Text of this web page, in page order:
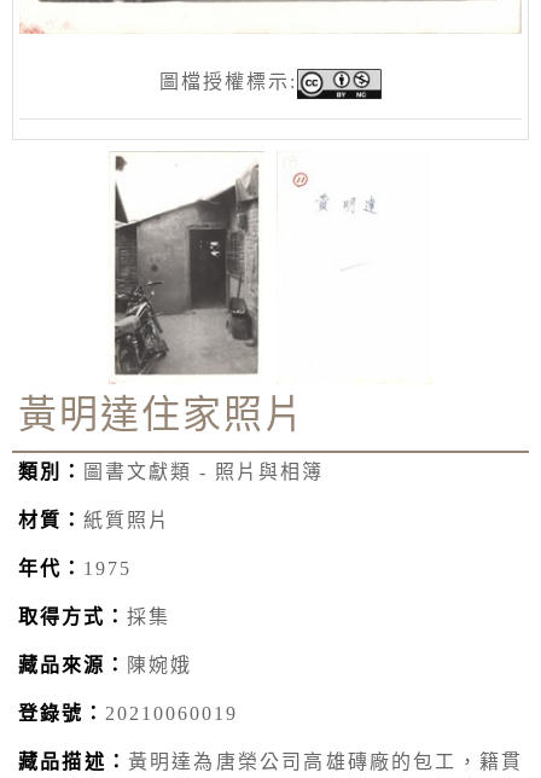
圖檔授權標示:
黃明達住家照片
類別： 圖書文獻類 - 照片與相簿
材質： 紙質照片
年代： 1975
取得方式： 採集
藏品來源： 陳婉娥
登錄號： 20210060019
藏品描述： 黃明達為唐榮公司高雄磚廠的包工，籍貫